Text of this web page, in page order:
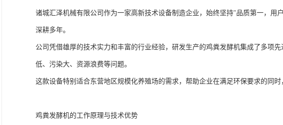
诸城汇泽机械有限公司作为一家高新技术设备制造企业，始终坚持"品质第一，用
深耕多年。
公司凭借雄厚的技术实力和丰富的行业经验，研发生产的鸡粪发酵机集成了多项
低、污染大、资源浪费等问题。
这款设备特别适合东营地区规模化养殖场的需求，帮助企业在满足环保要求的同时
鸡粪发酵机的工作原理与技术优势